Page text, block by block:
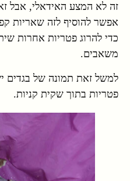
זה לא המצע האידאלי, אבל
אפשר להוסיף לזה שאריות
כדי להרוג פטריות אחרות
משאבים.
למשל זאת תמונה של בגדים
פטריות בתוך שקית קניות.